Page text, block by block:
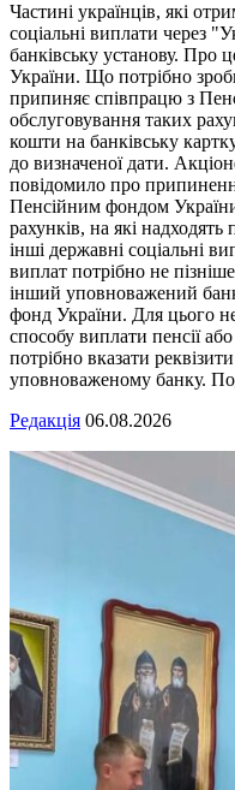
Частині українців, які
соціальні виплати через
банківську установу. Про
України. Що потрібно
припиняє співпрацю з
обслуговування таких
кошти на банківську
до визначеної дати.
повідомило про
Пенсійним фондом
рахунків, на які надходять
інші державні соціальні
виплат потрібно не
інший уповноважений
фонд України. Для цього
способу виплати пенсії
потрібно вказати
уповноваженому банку.
Редакція 06.08.2026